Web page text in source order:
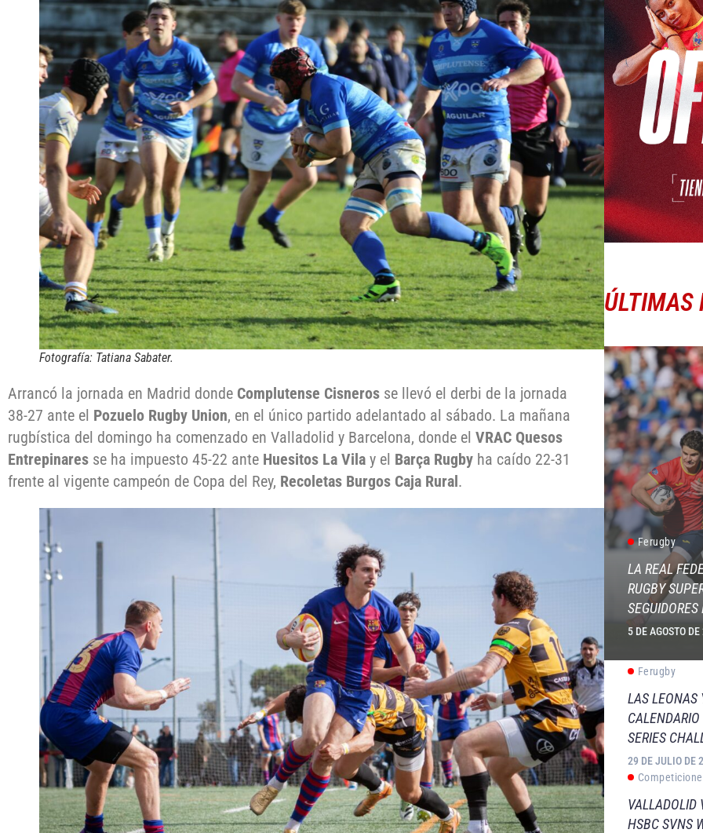
Fotografía: Tatiana Sabater.
Arrancó la jornada en Madrid donde Complutense Cisneros se llevó el derbi de la jornada
38-27 ante el Pozuelo Rugby Union, en el único partido adelantado al sábado. La mañana
rugbística del domingo ha comenzado en Valladolid y Barcelona, donde el VRAC Quesos
Entrepinares se ha impuesto 45-22 ante Huesitos La Vila y el Barça Rugby ha caído 22-31
frente al vigente campeón de Copa del Rey, Recoletas Burgos Caja Rural.
ÚLTIMAS
Ferugby
LA REAL
RUGBY
5 DE AGOSTO
Ferugby
LAS LEONAS
SERIES
29 DE JULIO DE
VALLADOLID
HSBC SVNS